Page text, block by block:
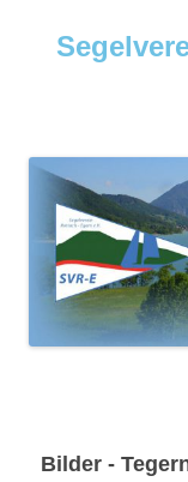
Bilder -